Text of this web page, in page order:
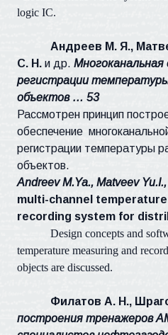
logic IC.
Андреев М. Я.,
С. Н. и др.
регистрации
объектов … 53
Рассмотрен принцип
обеспечение
регистрации температуры
объектов.
Andreev M.Ya., Matveev Yu.I.,
multi-channel temperature
recording system for
Design concepts and
temperature measuring and
objects are discussed.
Филатов А. Н.,
построения тренажеров